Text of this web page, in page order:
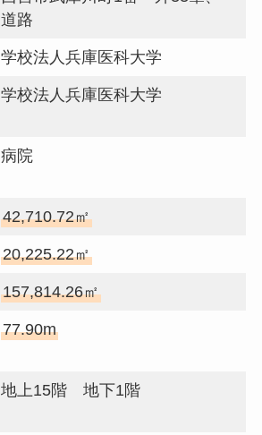
道路
学校法人兵庫医科大学
学校法人兵庫医科大学
病院
42,710.72㎡
20,225.22㎡
157,814.26㎡
77.90m
地上15階 地下1階